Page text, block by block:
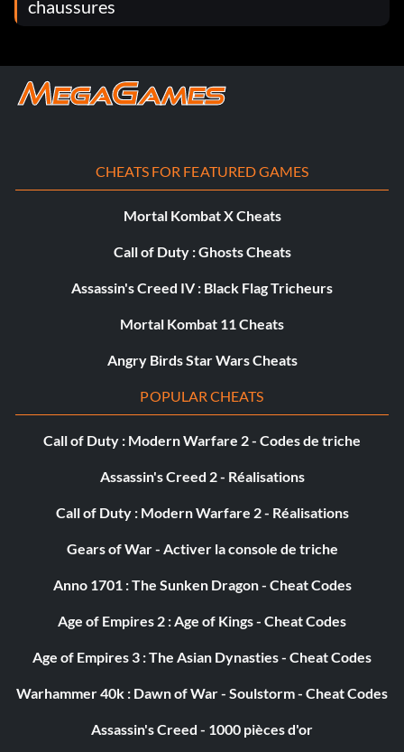
chaussures
CHEATS FOR FEATURED GAMES
Mortal Kombat X Cheats
Call of Duty : Ghosts Cheats
Assassin's Creed IV : Black Flag Tricheurs
Mortal Kombat 11 Cheats
Angry Birds Star Wars Cheats
POPULAR CHEATS
Call of Duty : Modern Warfare 2 - Codes de triche
Assassin's Creed 2 - Réalisations
Call of Duty : Modern Warfare 2 - Réalisations
Gears of War - Activer la console de triche
Anno 1701 : The Sunken Dragon - Cheat Codes
Age of Empires 2 : Age of Kings - Cheat Codes
Age of Empires 3 : The Asian Dynasties - Cheat Codes
Warhammer 40k : Dawn of War - Soulstorm - Cheat Codes
Assassin's Creed - 1000 pièces d'or